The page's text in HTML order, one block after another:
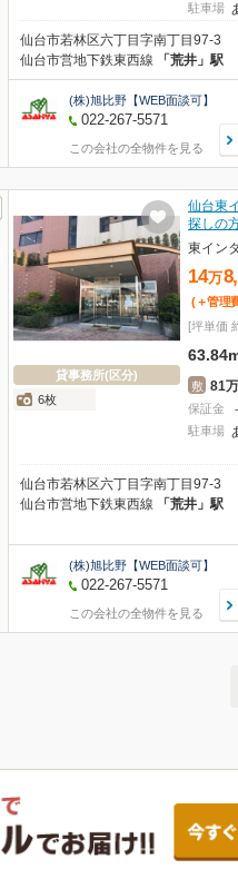
駐車場
仙台市若林区六丁目字南丁目97-3
仙台市営地下鉄東西線 「荒井」駅
(株)旭比野【WEB面談可】
022-267-5571
この会社の全物件を見る
貸事務所(区分)
6枚
仙台東
探しの
東イン
14万
(＋管理
[坪単価
敷 81
保証金
駐車場
仙台市若林区六丁目字南丁目97-3
仙台市営地下鉄東西線 「荒井」駅
(株)旭比野【WEB面談可】
022-267-5571
この会社の全物件を見る